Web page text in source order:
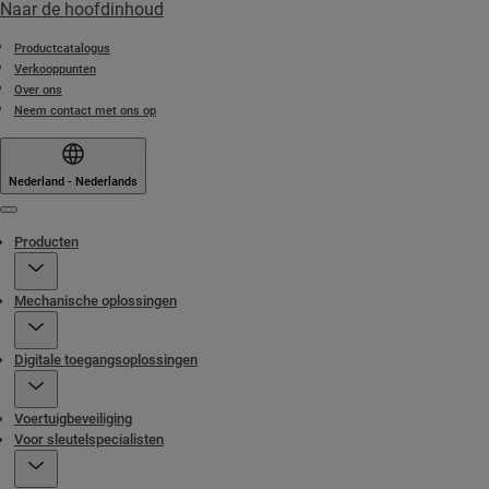
Naar de hoofdinhoud
Productcatalogus
Verkooppunten
Over ons
Neem contact met ons op
Nederland - Nederlands
Producten
Mechanische oplossingen
Digitale toegangsoplossingen
Voertuigbeveiliging
Voor sleutelspecialisten